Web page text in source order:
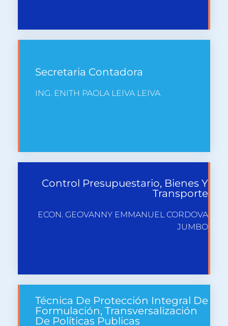
Secretaria Contadora
ING. ENITH PAOLA LEIVA LEIVA
Control Presupuestario, Bienes Y
Transporte
ECON. GEOVANNY EMMANUEL CORDOVA
JUMBO
Técnica De Protección Integral De
Formulación, Transversalización
De Políticas Publicas